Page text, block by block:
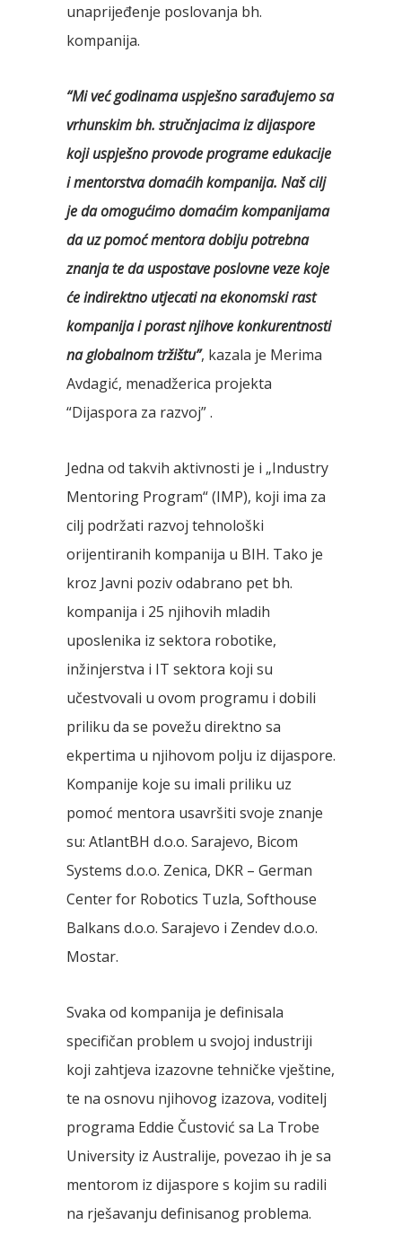
unaprijeđenje poslovanja bh.
kompanija.
“Mi već godinama uspješno sarađujemo sa
vrhunskim bh. stručnjacima iz dijaspore
koji uspješno provode programe edukacije
i mentorstva domaćih kompanija. Naš cilj
je da omogućimo domaćim kompanijama
da uz pomoć mentora dobiju potrebna
znanja te da uspostave poslovne veze koje
će indirektno utjecati na ekonomski rast
kompanija i porast njihove konkurentnosti
na globalnom tržištu”, kazala je Merima
Avdagić, menadžerica projekta
“Dijaspora za razvoj” .
Jedna od takvih aktivnosti je i „Industry
Mentoring Program“ (IMP), koji ima za
cilj podržati razvoj tehnološki
orijentiranih kompanija u BIH. Tako je
kroz Javni poziv odabrano pet bh.
kompanija i 25 njihovih mladih
uposlenika iz sektora robotike,
inžinjerstva i IT sektora koji su
učestvovali u ovom programu i dobili
priliku da se povežu direktno sa
ekpertima u njihovom polju iz dijaspore.
Kompanije koje su imali priliku uz
pomoć mentora usavršiti svoje znanje
su: AtlantBH d.o.o. Sarajevo, Bicom
Systems d.o.o. Zenica, DKR – German
Center for Robotics Tuzla, Softhouse
Balkans d.o.o. Sarajevo i Zendev d.o.o.
Mostar.
Svaka od kompanija je definisala
specifičan problem u svojoj industriji
koji zahtjeva izazovne tehničke vještine,
te na osnovu njihovog izazova, voditelj
programa Eddie Čustović sa La Trobe
University iz Australije, povezao ih je sa
mentorom iz dijaspore s kojim su radili
na rješavanju definisanog problema.